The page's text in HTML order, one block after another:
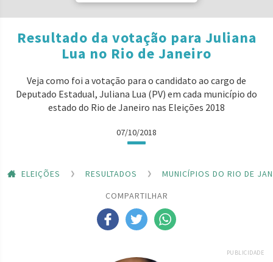
Resultado da votação para Juliana
Lua no Rio de Janeiro
Veja como foi a votação para o candidato ao cargo de
Deputado Estadual, Juliana Lua (PV) em cada município do
estado do Rio de Janeiro nas Eleições 2018
07/10/2018
ELEIÇÕES RESULTADOS
MUNICÍPIOS DO RIO DE
COMPARTILHAR
PUBLICIDADE